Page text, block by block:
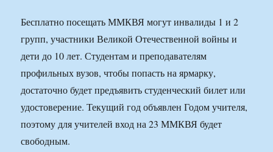
Бесплатно посещать ММКВЯ могут инвалиды 1 и 2
групп, участники Великой Отечественной войны и
дети до 10 лет. Студентам и преподавателям
профильных вузов, чтобы попасть на ярмарку,
достаточно будет предъявить студенческий билет или
удостоверение. Текущий год объявлен Годом учителя,
поэтому для учителей вход на 23 ММКВЯ будет
свободным.